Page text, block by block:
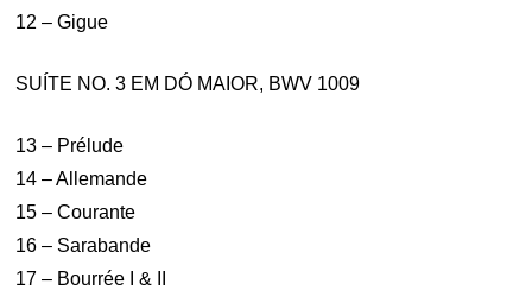
12 – Gigue
SUÍTE NO. 3 EM DÓ MAIOR, BWV 1009
13 – Prélude
14 – Allemande
15 – Courante
16 – Sarabande
17 – Bourrée I & II